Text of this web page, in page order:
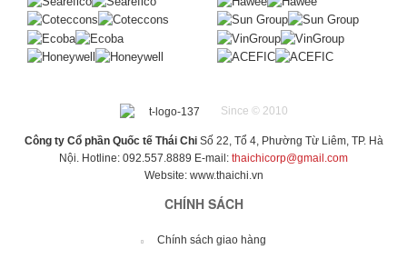
Since © 2010
Công ty Cổ phần Quốc tế Thái ChiSố 22, Tổ 4, Phường Từ Liêm, TP. Hà
Nội. Hotline: 092.557.8889 E-mail: thaichicorp@gmail.com
Website: www.thaichi.vn
CHÍNH SÁCH
Chính sách giao hàng